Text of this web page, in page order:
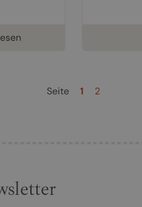
Seite 1 2